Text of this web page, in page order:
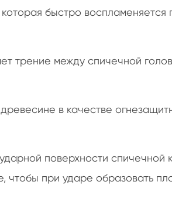
быстро воспламеняется
трение между спичечной
в качестве
поверхности спичечной
чтобы при ударе образовать